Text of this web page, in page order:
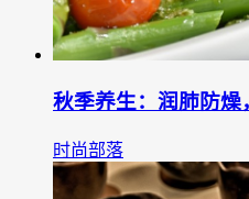
秋季养生：润肺防燥
时尚部落